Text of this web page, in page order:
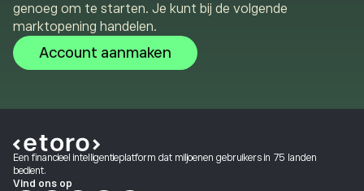
genoeg om te starten. Je kunt bij de volgende
marktopening handelen.
Account aanmaken
Een financieel intelligentieplatform dat miljoenen gebruikers in 75 landen
bedient.
Vind ons op